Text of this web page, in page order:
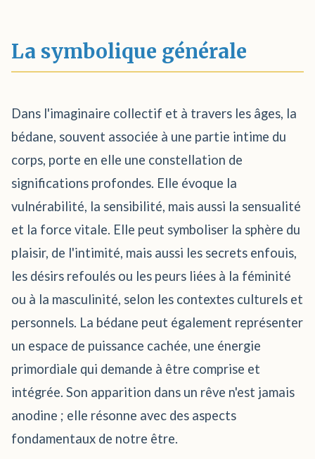
La symbolique générale
Dans l'imaginaire collectif et à travers les âges, la
bédane, souvent associée à une partie intime du
corps, porte en elle une constellation de
significations profondes. Elle évoque la
vulnérabilité, la sensibilité, mais aussi la sensualité
et la force vitale. Elle peut symboliser la sphère du
plaisir, de l'intimité, mais aussi les secrets enfouis,
les désirs refoulés ou les peurs liées à la féminité
ou à la masculinité, selon les contextes culturels et
personnels. La bédane peut également représenter
un espace de puissance cachée, une énergie
primordiale qui demande à être comprise et
intégrée. Son apparition dans un rêve n'est jamais
anodine ; elle résonne avec des aspects
fondamentaux de notre être.